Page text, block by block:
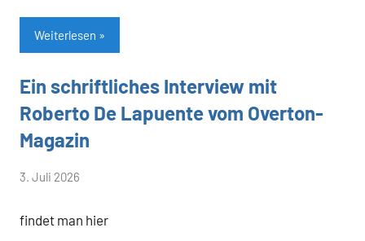
Weiterlesen
Allgemein
Ein schriftliches Interview mit
Roberto De Lapuente vom Overton-
Magazin
von
Flassbeck
3. Juli 2026
findet man hier